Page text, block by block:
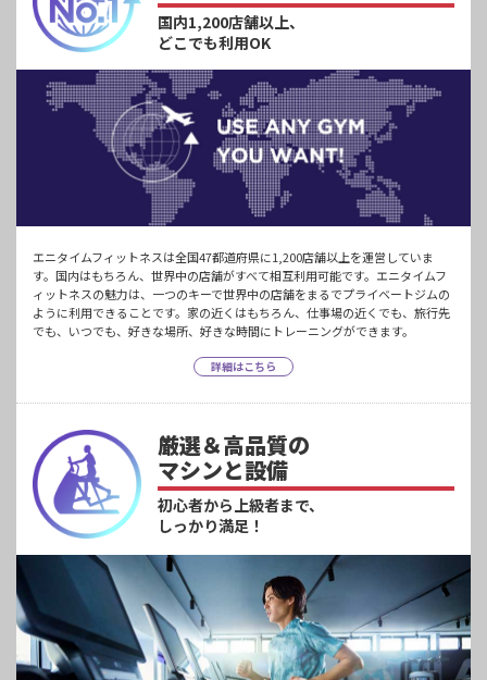
国内1,200店舗以上、
どこでも利用OK
エニタイムフィットネスは全国47都道府県に1,200店舗以上を運営していま
す。国内はもちろん、世界中の店舗がすべて相互利用可能です。エニタイムフ
ィットネスの魅力は、一つのキーで世界中の店舗をまるでプライベートジムの
ように利用できることです。家の近くはもちろん、仕事場の近くでも、旅行先
でも、いつでも、好きな場所、好きな時間にトレーニングができます。
詳細はこちら
厳選＆高品質の
マシンと設備
初心者から上級者まで、
しっかり満足！